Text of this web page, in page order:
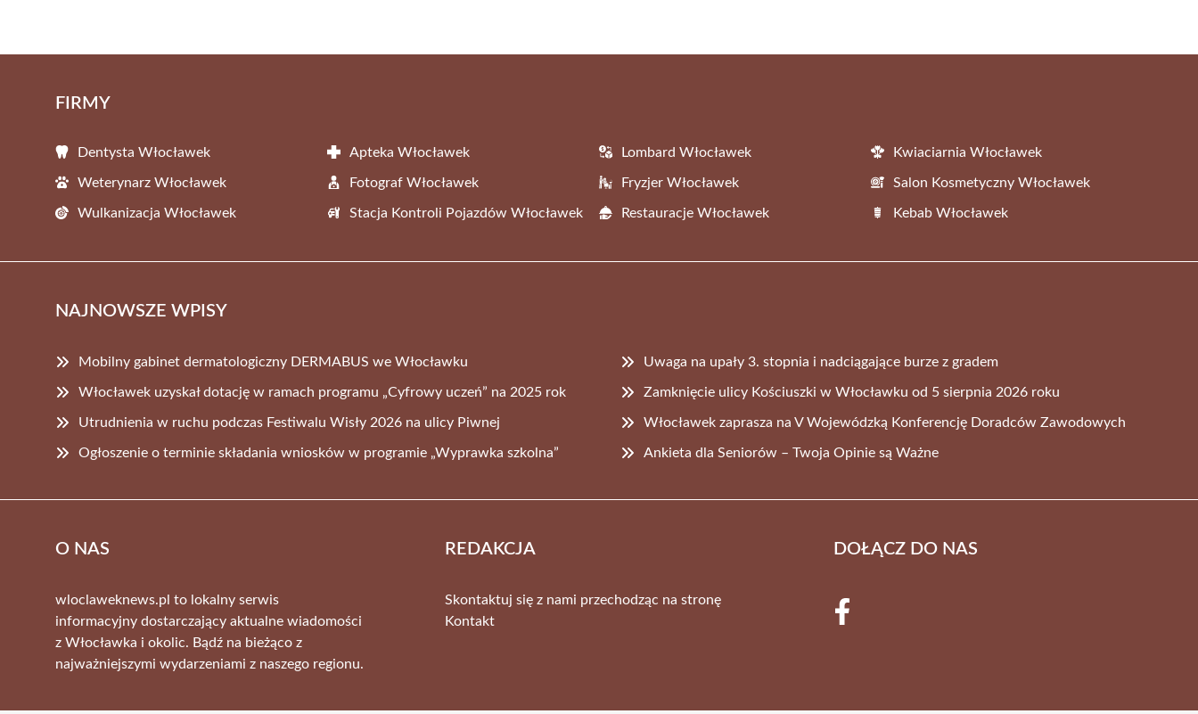
FIRMY
Dentysta Włocławek Apteka Włocławek Lombard Włocławek Kwiaciarnia Włocławek
Weterynarz Włocławek Fotograf Włocławek Fryzjer Włocławek Salon Kosmetyczny Włocławek
Wulkanizacja Włocławek Stacja Kontroli Pojazdów Włocławek Restauracje Włocławek Kebab Włocławek
NAJNOWSZE WPISY
Mobilny gabinet dermatologiczny DERMABUS we Włocławku Uwaga na upały 3. stopnia i nadciągające burze z gradem
Włocławek uzyskał dotację w ramach programu „Cyfrowy uczeń” na 2025 rok Zamknięcie ulicy Kościuszki w Włocławku od 5 sierpnia 2026 roku
Utrudnienia w ruchu podczas Festiwalu Wisły 2026 na ulicy Piwnej Włocławek zaprasza na V Wojewódzką Konferencję Doradców Zawodowych
Ogłoszenie o terminie składania wniosków w programie „Wyprawka szkolna” Ankieta dla Seniorów – Twoja Opinie są Ważne
O NAS
wloclaweknews.pl to lokalny serwis
informacyjny dostarczający aktualne wiadomości
z Włocławka i okolic. Bądź na bieżąco z
najważniejszymi wydarzeniami z naszego regionu.
REDAKCJA
Skontaktuj się z nami przechodząc na stronę
Kontakt
DOŁĄCZ DO NAS